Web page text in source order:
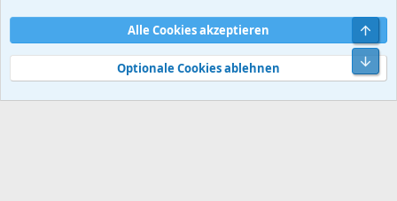
Nutzungsbedingungen
Datenschutz
Hilfe und Impressum
Start
R
S
Community platform by XenForo® © 2010-2026 XenForo Ltd.
Alle Cookies akzeptieren
Optionale Cookies ablehnen